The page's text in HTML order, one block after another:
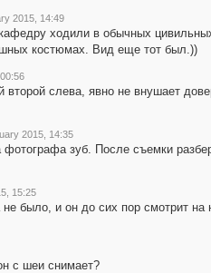
2015, 14:49
ходили в обычных
костюмах. Вид еще тот был.))
второй слева, явно не внушает
2015, 14:35
фотографа зуб. После съемки
15:25
было, и он до сих пор смотрит
с шеи снимает?